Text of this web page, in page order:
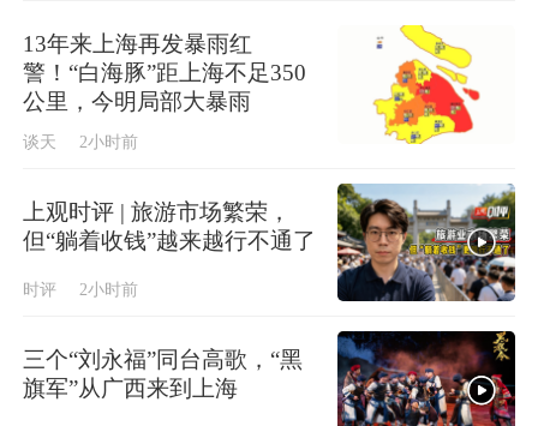
13年来上海再发暴雨红
警！“白海豚”距上海不足350
公里，今明局部大暴雨
谈天 2小时前
上观时评 | 旅游市场繁荣，
但“躺着收钱”越来越行不通了
时评 2小时前
三个“刘永福”同台高歌，“黑
旗军”从广西来到上海